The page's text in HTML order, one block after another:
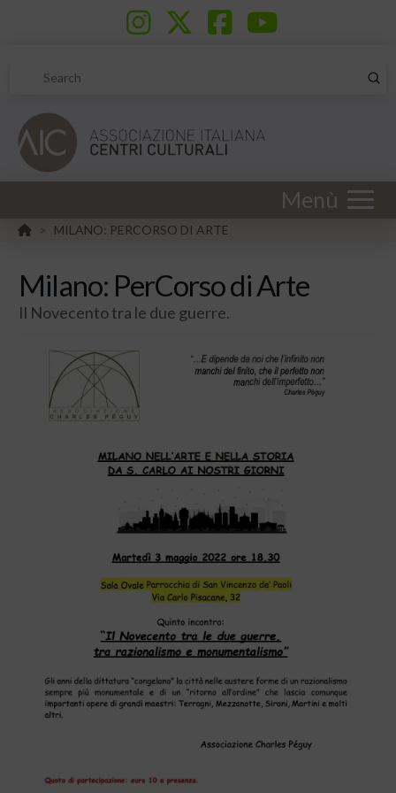
Search
Menù
HOME
> MILANO: PERCORSO DI ARTE
Milano: PerCorso di Arte
Il Novecento tra le due guerre.